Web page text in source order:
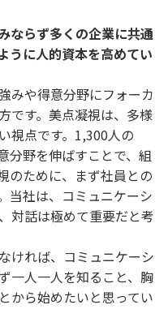
ならず多くの企業に共通
うに人的資本を高めてい
みや得意分野にフォーカ
です。美点凝視は、多様
視点です。1,300人の
分野を伸ばすことで、組
のために、まず社員との
当社は、コミュニケーシ
対話は極めて重要だと考
ければ、コミュニケーシ
一人一人を知ること、胸
から始めたいと思ってい